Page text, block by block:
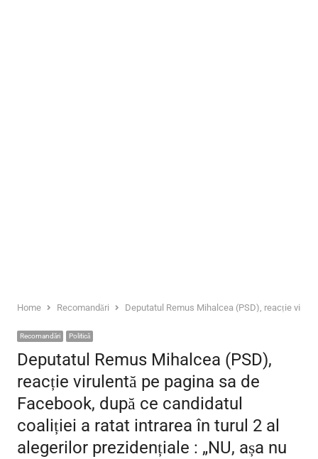
Home Recomandări Deputatul Remus Mihalcea (PSD), reacție
Recomandări Politică
Deputatul Remus Mihalcea (PSD),
reacție virulentă pe pagina sa de
Facebook, după ce candidatul
coaliției a ratat intrarea în turul 2 al
alegerilor prezidențiale : „NU, așa nu